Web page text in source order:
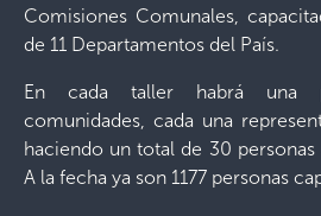
Comisiones Comunales,
de 11 Departamentos del País.
En cada taller habrá una
comunidades, cada una
haciendo un total de 30 personas
A la fecha ya son 1177 personas